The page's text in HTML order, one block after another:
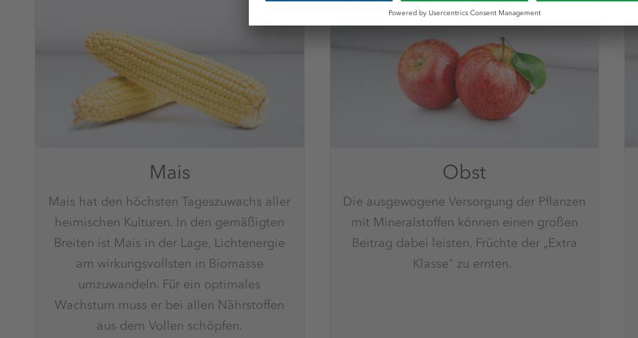
Mais
Mais hat den höchsten Tageszuwachs aller
heimischen Kulturen. In den gemäßigten
Breiten ist Mais in der Lage, Lichtenergie
am wirkungsvollsten in Biomasse
umzuwandeln. Für ein optimales
Wachstum muss er bei allen Nährstoffen
aus dem Vollen schöpfen.
Obst
Die ausgewogene Versorgung der Pflanzen
mit Mineralstoffen können einen großen
Beitrag dabei leisten, Früchte der „Extra
Klasse“ zu ernten.